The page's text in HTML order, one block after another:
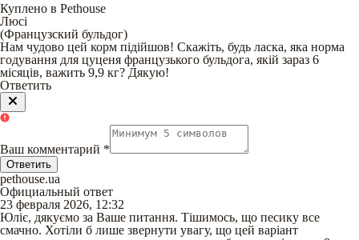
Куплено в Pethouse
Люсі
(Французский бульдог)
Нам чудово цей корм підійшов! Скажіть, будь ласка, яка норма
годування для цуценя французького бульдога, якій зараз 6
місяців, важить 9,9 кг? Дякую!
Ответить
Ваш комментарий *
Ответить
pethouse.ua
Официальный ответ
23 февраля 2026, 12:32
Юліє, дякуємо за Ваше питання. Тішимось, що песику все
смачно. Хотіли б лише звернути увагу, що цей варіант